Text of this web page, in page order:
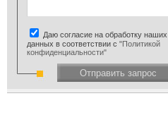
Даю согласие на обработку наших
данных в соответствии с "Политикой
конфиденциальности"
Отправить запрос